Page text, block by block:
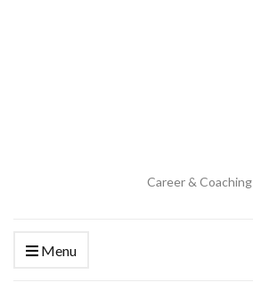
Career & Coaching
Menu